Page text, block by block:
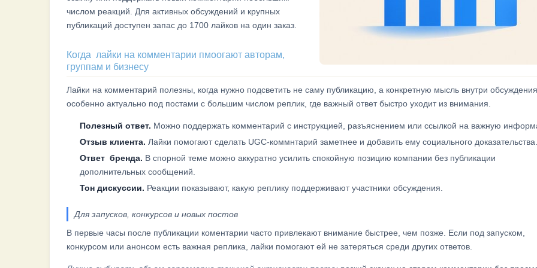
числом реакций. Для активных обсуждений и крупных
публикаций доступен запас до 1700 лайков на один заказ.
Когда лайки на комментарии пмоогают авторам,
группам и бизнесу
Лайки на комментарий полезны, когда нужно подсветить не саму публикацию, а конкретную мысль внутри
особенно актуально под постами с большим числом реплик, где важный ответ быстро уходит из внимания.
Полезный ответ. Можно поддержать комментарий с инструкцией, разъяснением или ссылкой на важную
Отзыв клиента. Лайки помогают сделать UGC-коммнтарий заметнее и добавить ему социального доказательства.
Ответ бренда. В спорной теме можно аккуратно усилить спокойную позицию компании без публикации
дополнительных сообщений.
Тон дискуссии. Реакции показывают, какую реплику поддерживают участники обсуждения.
Для запусков, конкурсов и новых постов
В первые часы после публикации коментарии часто привлекают внимание быстрее, чем позже. Если под запуском,
конкурсом или анонсом есть важная реплика, лайки помогают ей не затеряться среди других ответов.